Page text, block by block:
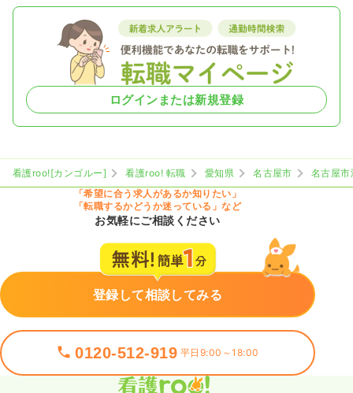
ログインまたは新規登録
看護roo![カンゴルー] 看護roo! 転職 愛知県 名古屋市
名古屋市
「希望に合う求人があるか知りたい」
「転職するかどうか迷っている」など
お気軽にご相談ください
登録して相談してみる
0120-512-919 平日9:00～18:00